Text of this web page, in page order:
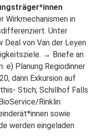
Wirkmechanismen in
Unter
Deal von Van der Leyen
→ Briefe an
e) Planung Regiodinner
dann Exkursion auf
Stich; Schillhof Falls
Rinklin
sowie
werden eingeladen